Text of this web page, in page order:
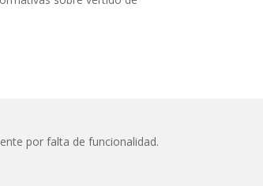
por falta de funcionalidad.